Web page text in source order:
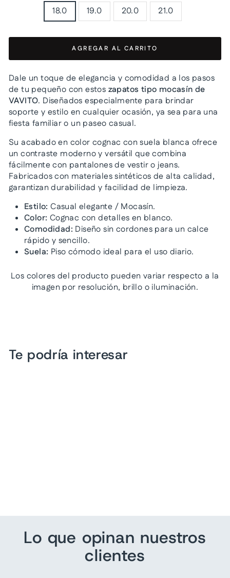
18.0 19.0 20.0 21.0
AGREGAR AL CARRITO
Dale un toque de elegancia y comodidad a los pasos
de tu pequeño con estos zapatos tipo mocasín de
VAVITO. Diseñados especialmente para brindar
soporte y estilo en cualquier ocasión, ya sea para una
fiesta familiar o un paseo casual.
Su acabado en color cognac con suela blanca ofrece
un contraste moderno y versátil que combina
fácilmente con pantalones de vestir o jeans.
Fabricados con materiales sintéticos de alta calidad,
garantizan durabilidad y facilidad de limpieza.
Estilo: Casual elegante / Mocasín.
Color: Cognac con detalles en blanco.
Comodidad: Diseño sin cordones para un calce
rápido y sencillo.
Suela: Piso cómodo ideal para el uso diario.
Los colores del producto pueden variar respecto a la
imagen por resolución, brillo o iluminación.
Te podría interesar
Lo que opinan nuestros
clientes